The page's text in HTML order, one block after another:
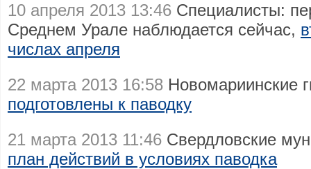
10 апреля 2013 13:46 Специалисты:
Среднем Урале наблюдается сейчас,
числах апреля
22 марта 2013 16:58 Новомариинские
подготовлены к паводку
21 марта 2013 11:46 Свердловские
план действий в условиях паводка